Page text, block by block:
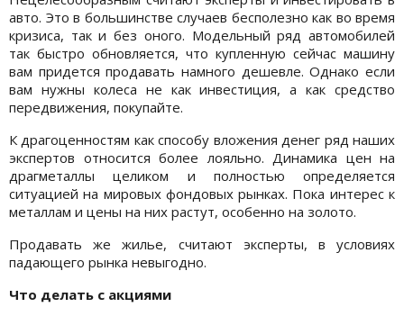
авто. Это в большинстве случаев бесполезно как во время
кризиса, так и без оного. Модельный ряд автомобилей
так быстро обновляется, что купленную сейчас машину
вам придется продавать намного дешевле. Однако если
вам нужны колеса не как инвестиция, а как средство
передвижения, покупайте.
К драгоценностям как способу вложения денег ряд наших
экспертов относится более лояльно. Динамика цен на
драгметаллы целиком и полностью определяется
ситуацией на мировых фондовых рынках. Пока интерес к
металлам и цены на них растут, особенно на золото.
Продавать же жилье, считают эксперты, в условиях
падающего рынка невыгодно.
Что делать с акциями